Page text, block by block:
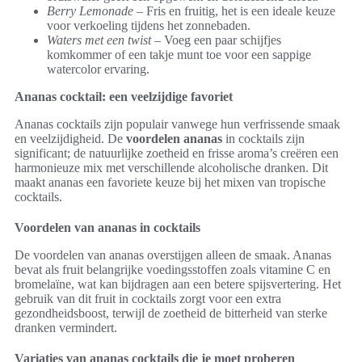
Berry Lemonade – Fris en fruitig, het is een ideale keuze
voor verkoeling tijdens het zonnebaden.
Waters met een twist– Voeg een paar schijfjes
komkommer of een takje munt toe voor een sappige
watercolor ervaring.
Ananas cocktail: een veelzijdige favoriet
Ananas cocktails zijn populair vanwege hun verfrissende smaak
en veelzijdigheid. De voordelen ananas in cocktails zijn
significant; de natuurlijke zoetheid en frisse aroma’s creëren een
harmonieuze mix met verschillende alcoholische dranken. Dit
maakt ananas een favoriete keuze bij het mixen van tropische
cocktails.
Voordelen van ananas in cocktails
De voordelen van ananas overstijgen alleen de smaak. Ananas
bevat als fruit belangrijke voedingsstoffen zoals vitamine C en
bromelaïne, wat kan bijdragen aan een betere spijsvertering. Het
gebruik van dit fruit in cocktails zorgt voor een extra
gezondheidsboost, terwijl de zoetheid de bitterheid van sterke
dranken vermindert.
Variaties van ananas cocktails die je moet proberen